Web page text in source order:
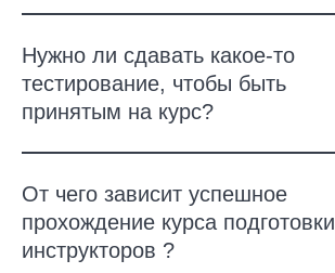
Нужно ли сдавать какое-то
тестирование, чтобы быть
принятым на курс?
От чего зависит успешное
прохождение курса подготовки
инструкторов ?